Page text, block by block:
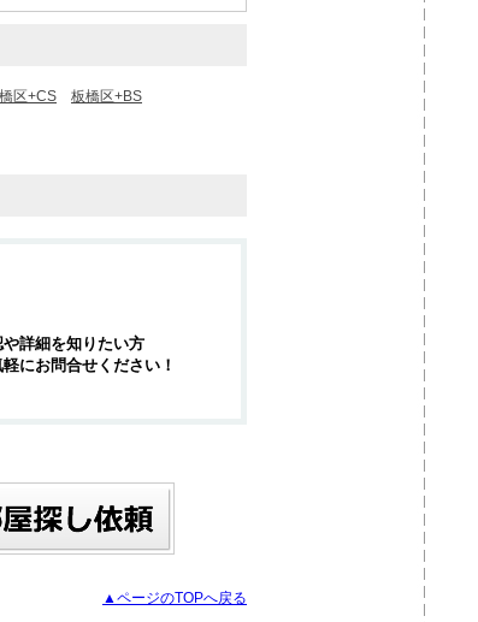
区+CS 板橋区+BS
詳細を知りたい方
にお問合せください！
▲ページのTOPへ戻る